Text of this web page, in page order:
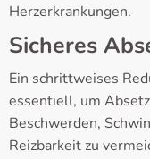
Herzerkrankungen.
Sicheres
Ein schrittweises
essentiell, um
Beschwerden,
Reizbarkeit zu